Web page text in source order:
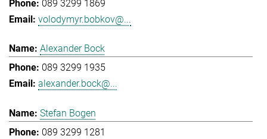
089 3299 1869
volodymyr.bobkov@...
Alexander Bock
089 3299 1935
alexander.bock@...
Stefan Bogen
089 3299 1281